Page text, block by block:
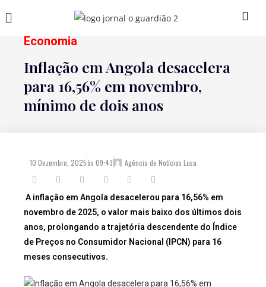
Economia
Inflação em Angola desacelera
para 16,56% em novembro,
mínimo de dois anos
10 Dezembro, 2025às 09:43 Agência de Notícias Lusa
A inflação em Angola desacelerou para 16,56% em
novembro de 2025, o valor mais baixo dos últimos dois
anos, prolongando a trajetória descendente do Índice
de Preços no Consumidor Nacional (IPCN) para 16
meses consecutivos.